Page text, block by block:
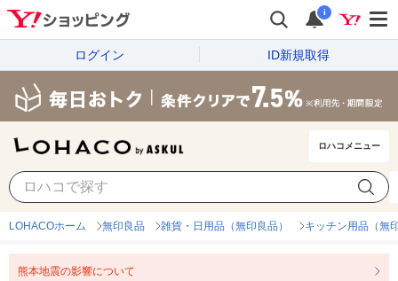
i
ログイン ID新規取得
ロハコメニュー
LOHACOホーム 無印良品 雑貨・日用品（無印良品） キッチン用品（無
熊本地震の影響について